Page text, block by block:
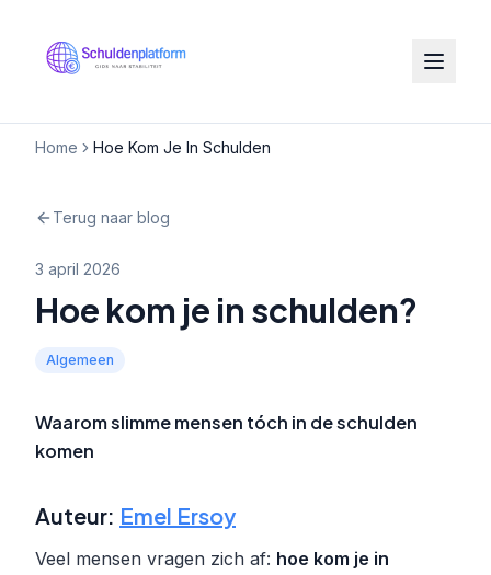
Home Hoe Kom Je In Schulden
Terug naar blog
3 april 2026
Hoe kom je in schulden?
Algemeen
Waarom slimme mensen tóch in de schulden
komen
Auteur: Emel Ersoy
Veel mensen vragen zich af: hoe kom je in